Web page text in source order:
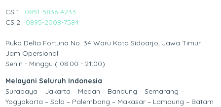
CS 1 : 0851-5836-4233
CS 2 : 0895-2008-7584
Ruko Delta Fortuna No. 34 Waru Kota Sidoarjo, Jawa Timur
Jam Opersional:
Senin - Minggu ( 08:00 - 21:00)
Melayani Seluruh Indonesia
Surabaya – Jakarta – Medan – Bandung – Semarang –
Yogyakarta – Solo – Palembang – Makasar – Lampung – Batam